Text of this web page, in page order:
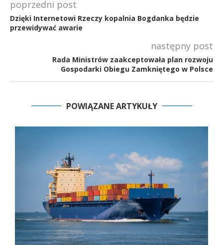
poprzedni post
Dzięki Internetowi Rzeczy kopalnia Bogdanka będzie
przewidywać awarie
następny post
Rada Ministrów zaakceptowała plan rozwoju
Gospodarki Obiegu Zamkniętego w Polsce
POWIĄZANE ARTYKUŁY